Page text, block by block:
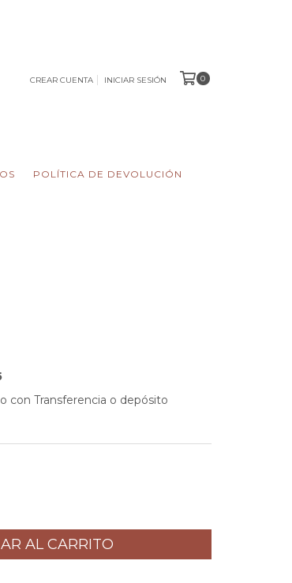
CREAR CUENTA INICIAR SESIÓN 0
POLÍTICA DE DEVOLUCIÓN
con Transferencia o depósito